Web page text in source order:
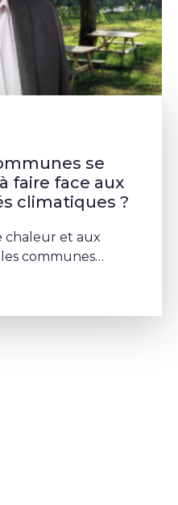
se
faire face aux
climatiques ?
chaleur et aux
communes
Lorenzino mise sur la
cito